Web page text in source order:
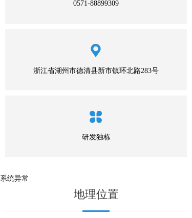
0571-88899309
浙江省湖州市德清县新市镇环北路283号
研发独栋
地理位置
系统异常